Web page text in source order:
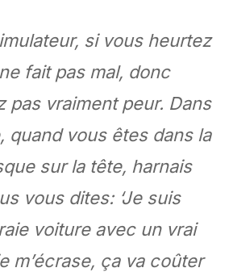
si vous heurtez
fait pas mal, donc
pas vraiment peur. Dans
quand vous êtes dans la
sur la tête, harnais
vous dites: ‘Je suis
voiture avec un vrai
m’écrase, ça va coûter